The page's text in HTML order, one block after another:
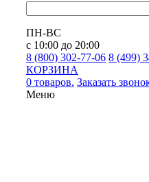
ПН-ВС
с 10:00 до 20:00
8 (800) 302-77-06 8 (499)
КОРЗИНА
0 товаров. Заказать
Меню